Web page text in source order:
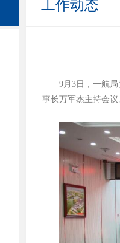
工作动态
9月3日，一航
事长万军杰主持会议